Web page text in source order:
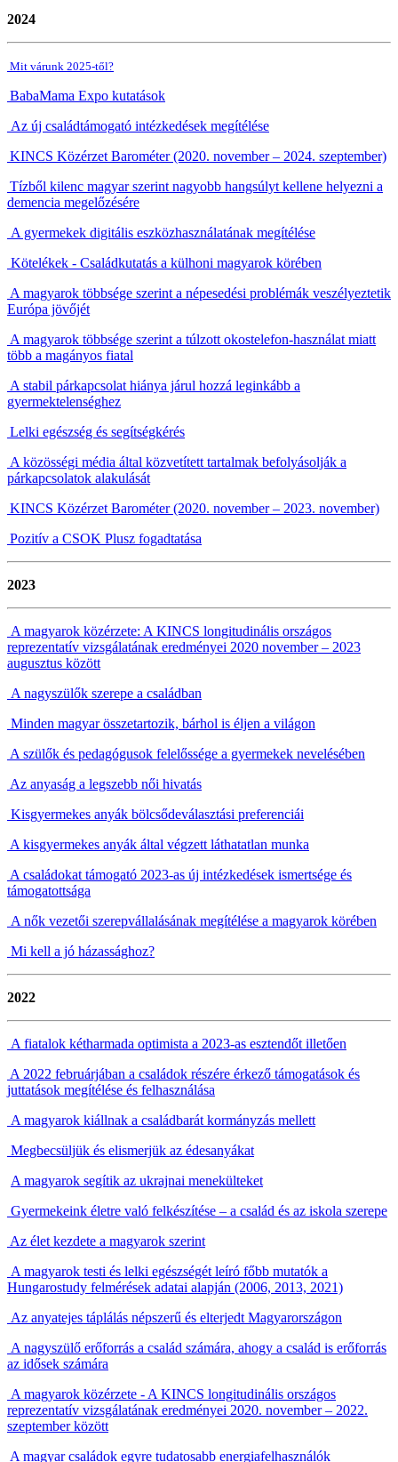
2024
Mit várunk 2025-től?
BabaMama Expo kutatások
Az új családtámogató intézkedések megítélése
KINCS Közérzet Barométer (2020. november – 2024. szeptember)
Tízből kilenc magyar szerint nagyobb hangsúlyt kellene helyezni a
demencia megelőzésére
A gyermekek digitális eszközhasználatának megítélése
Kötelékek - Családkutatás a külhoni magyarok körében
A magyarok többsége szerint a népesedési problémák veszélyeztetik
Európa jövőjét
A magyarok többsége szerint a túlzott okostelefon-használat miatt
több a magányos fiatal
A stabil párkapcsolat hiánya járul hozzá leginkább a
gyermektelenséghez
Lelki egészség és segítségkérés
A közösségi média által közvetített tartalmak befolyásolják a
párkapcsolatok alakulását
KINCS Közérzet Barométer (2020. november – 2023. november)
Pozitív a CSOK Plusz fogadtatása
2023
A magyarok közérzete: A KINCS longitudinális országos
reprezentatív vizsgálatának eredményei 2020 november – 2023
augusztus között
A nagyszülők szerepe a családban
Minden magyar összetartozik, bárhol is éljen a világon
A szülők és pedagógusok felelőssége a gyermekek nevelésében
Az anyaság a legszebb női hivatás
Kisgyermekes anyák bölcsődeválasztási preferenciái
A kisgyermekes anyák által végzett láthatatlan munka
A családokat támogató 2023-as új intézkedések ismertsége és
támogatottsága
A nők vezetői szerepvállalásának megítélése a magyarok körében
Mi kell a jó házassághoz?
2022
A fiatalok kétharmada optimista a 2023-as esztendőt illetően
A 2022 februárjában a családok részére érkező támogatások és
juttatások megítélése és felhasználása
A magyarok kiállnak a családbarát kormányzás mellett
Megbecsüljük és elismerjük az édesanyákat
A magyarok segítik az ukrajnai menekülteket
Gyermekeink életre való felkészítése – a család és az iskola szerepe
Az élet kezdete a magyarok szerint
A magyarok testi és lelki egészségét leíró főbb mutatók a
Hungarostudy felmérések adatai alapján (2006, 2013, 2021)
Az anyatejes táplálás népszerű és elterjedt Magyarországon
A nagyszülő erőforrás a család számára, ahogy a család is erőforrás
az idősek számára
A magyarok közérzete - A KINCS longitudinális országos
reprezentatív vizsgálatának eredményei 2020. november – 2022.
szeptember között
A magyar családok egyre tudatosabb energiafelhasználók